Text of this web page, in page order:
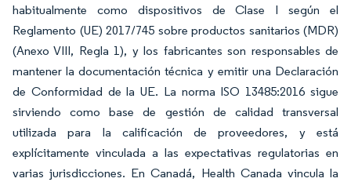
habitualmente como dispositivos de Clase I según el
Reglamento (UE) 2017/745 sobre productos sanitarios (MDR)
(Anexo VIII, Regla 1), y los fabricantes son responsables de
mantener la documentación técnica y emitir una Declaración
de Conformidad de la UE. La norma ISO 13485:2016 sigue
sirviendo como base de gestión de calidad transversal
utilizada para la calificación de proveedores, y está
explícitamente vinculada a las expectativas regulatorias en
varias jurisdicciones. En Canadá, Health Canada vincula la